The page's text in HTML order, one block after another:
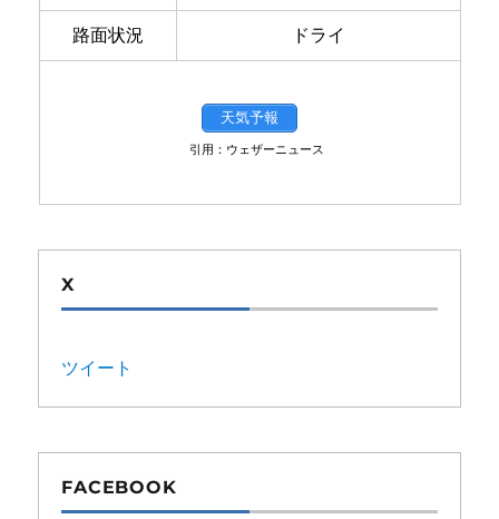
路面状況 ドライ
天気予報
引用：ウェザーニュース
X
ツイート
FACEBOOK